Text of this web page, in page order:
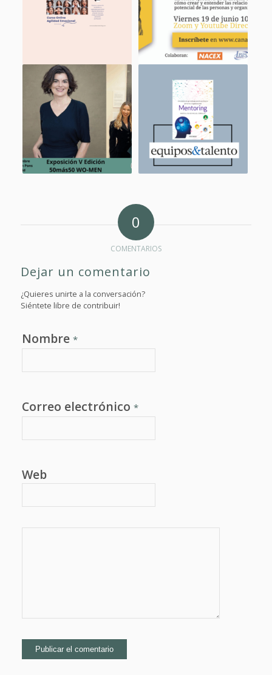
0
COMENTARIOS
Dejar un comentario
¿Quieres unirte a la conversación?
Siéntete libre de contribuir!
Nombre *
Correo electrónico *
Web